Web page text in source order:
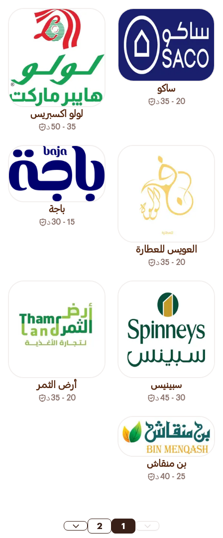
ساكو
20 - 35 د
لولو اكسبريس
35 - 50 د
العويس للعطارة
20 - 35 د
باجة
15 - 30 د
سبينيس
30 - 45 د
أرض الثمر
20 - 35 د
بن منقاش
25 - 40 د
1
2